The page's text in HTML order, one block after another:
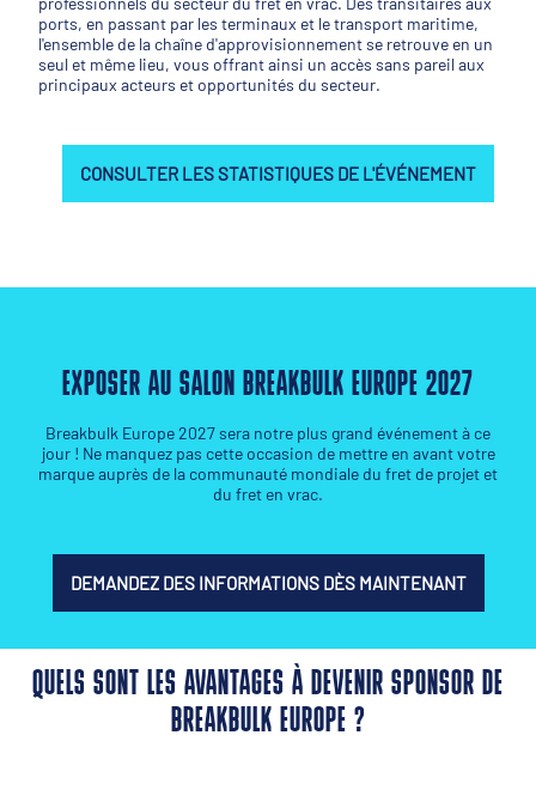
ports, en passant par les terminaux et le transport maritime,
l'ensemble de la chaîne d'approvisionnement se retrouve en un
seul et même lieu, vous offrant ainsi un accès sans pareil aux
principaux acteurs et opportunités du secteur.
CONSULTER LES STATISTIQUES DE L'ÉVÉNEMENT
EXPOSER AU SALON BREAKBULK EUROPE 2027
Breakbulk Europe 2027 sera notre plus grand événement à ce
jour ! Ne manquez pas cette occasion de mettre en avant votre
marque auprès de la communauté mondiale du fret de projet et
du fret en vrac.
DEMANDEZ DES INFORMATIONS DÈS MAINTENANT
QUELS SONT LES AVANTAGES À DEVENIR SPONSOR DE
BREAKBULK EUROPE ?